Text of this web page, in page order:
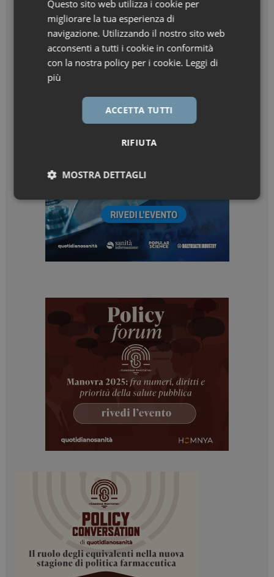
Questo sito web utilizza i cookie per
migliorare la tua esperienza di
navigazione. Utilizzando il nostro sito web
acconsenti a tutti i cookie in conformità
con la nostra policy per i cookie. Leggi di
più
ACCETTA TUTTI
RIFIUTA
MOSTRA DETTAGLI
Necessari Marketing
I cookie necessari contribuiscono a rendere fruibile il
sito web abilitandone funzionalità di base quali la
navigazione sulle pagine e l'accesso alle aree
protette del sito. Il sito web non è in grado di
funzionare correttamente senza questi cookie.
FORNITORE / DOMINIO
_ga
Google LLC
.dailyhealthindustry.it